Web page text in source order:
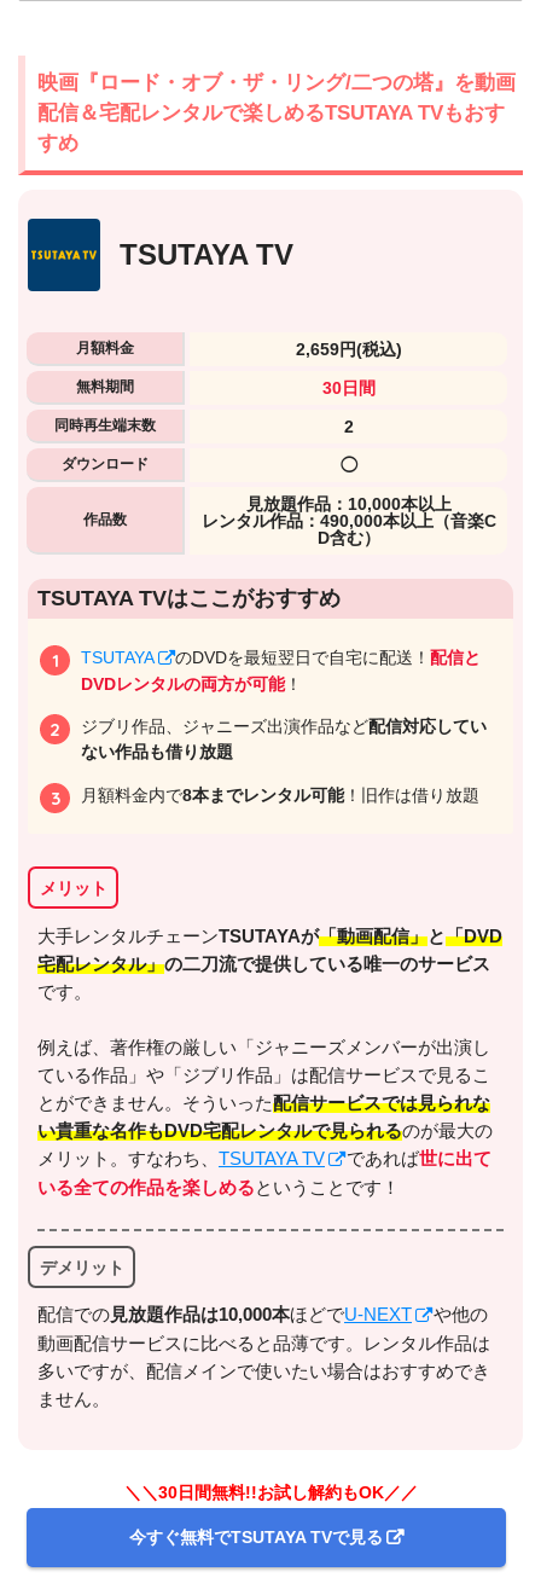
＼＼31日間無料!!お試し解約もOK／／
今すぐ無料でU-NEXTで見る
出典:U-NEXTヘルプセンター
映画『ロード・オブ・ザ・リング/二つの塔』を動画
配信＆宅配レンタルで楽しめるTSUTAYA TVもおす
すめ
TSUTAYA TV
月額料金 2,659円(税込)
無料期間 30日間
同時再生端末数 2
ダウンロード ◯
作品数
⾒放題作品：10,000本以上
レンタル作品：490,000本以上（音楽C
D含む）
TSUTAYA TVはここがおすすめ
TSUTAYA のDVDを最短翌日で自宅に配送！配信と
DVDレンタルの両方が可能！
ジブリ作品、ジャニーズ出演作品など配信対応してい
ない作品も借り放題
月額料金内で8本までレンタル可能！旧作は借り放題
メリット
大手レンタルチェーンTSUTAYAが「動画配信」と「DVD
宅配レンタル」の二刀流で提供している唯一のサービス
です。
例えば、著作権の厳しい「ジャニーズメンバーが出演し
ている作品」や「ジブリ作品」は配信サービスで見るこ
とができません。そういった配信サービスでは見られな
い貴重な名作もDVD宅配レンタルで見られるのが最大の
メリット。すなわち、 TSUTAYA TV であれば世に出て
いる全ての作品を楽しめるということです！
デメリット
配信での⾒放題作品は10,000本ほどでU-NEXT
や他の
動画配信サービスに比べると品薄です。レンタル作品は
多いですが、配信メインで使いたい場合はおすすめでき
ません。
＼＼30日間無料!!お試し解約もOK／／
今すぐ無料でTSUTAYA TVで見る